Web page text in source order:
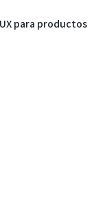
para productos